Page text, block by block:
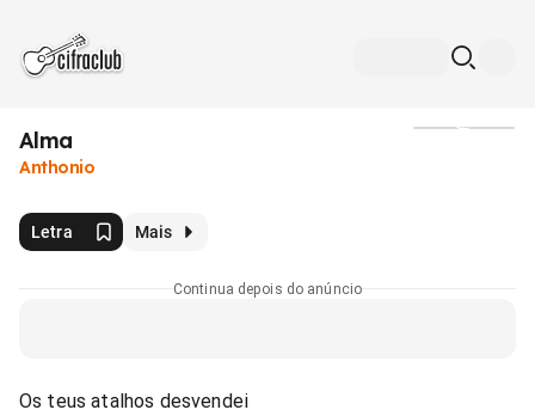
Alma
Anthonio
Letra Mais
Continua depois do anúncio
Os teus atalhos desvendei